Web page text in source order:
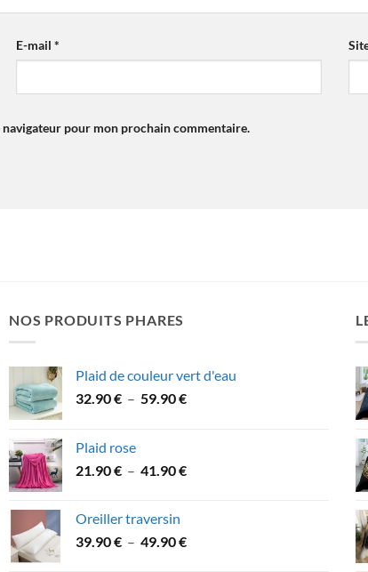
E-mail*
pour mon prochain commentaire.
NOS PRODUITS PHARES
Plaid de couleur vert d'eau
32.90€ – 59.90€Plage
à
Plaid rose
21.90€ – 41.90€Plage
à
Oreiller traversin
39.90€ – 49.90€Plage